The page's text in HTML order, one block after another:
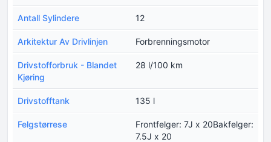
Antall Sylindere 12
Arkitektur Av Drivlinjen Forbrenningsmotor
Drivstofforbruk - Blandet
Kjøring
28 l/100 km
Drivstofftank 135 l
Felgstørrese
Frontfelger: 7J x 20Bakfelger:
7.5J x 20